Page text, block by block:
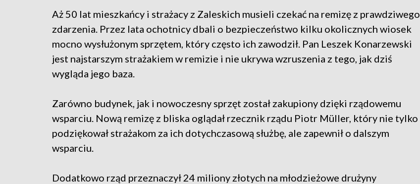
Aż 50 lat mieszkańcy i strażacy z Zaleskich musieli czekać na remizę z prawdziwego
zdarzenia. Przez lata ochotnicy dbali o bezpieczeństwo kilku okolicznych wiosek
mocno wysłużonym sprzętem, który często ich zawodził. Pan Leszek Konarzewski
jest najstarszym strażakiem w remizie i nie ukrywa wzruszenia z tego, jak dziś
wygląda jego baza.
Zarówno budynek, jak i nowoczesny sprzęt został zakupiony dzięki rządowemu
wsparciu. Nową remizę z bliska oglądał rzecznik rządu Piotr Müller, który nie tylko
podziękował strażakom za ich dotychczasową służbę, ale zapewnił o dalszym
wsparciu.
Dodatkowo rząd przeznaczył 24 miliony złotych na młodzieżowe drużyny